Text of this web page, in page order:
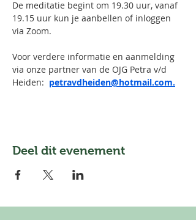
De meditatie begint om 19.30 uur, vanaf
19.15 uur kun je aanbellen of inloggen
via Zoom.
Voor verdere informatie en aanmelding
via onze partner van de OJG Petra v/d
Heiden: petravdheiden@hotmail.com.
Deel dit evenement